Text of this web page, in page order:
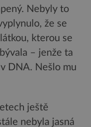
Nebyly to
že se
kterou se
– jenže ta
DNA. Nešlo mu
ještě
nebyla jasná